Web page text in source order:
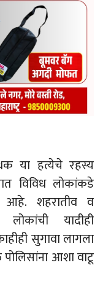
या हत्येचे रहस्य
विविध लोकांकडे
आहे. शहरातीव व
यादीही
सुगावा लागला
पोलिसांना आशा वाटू